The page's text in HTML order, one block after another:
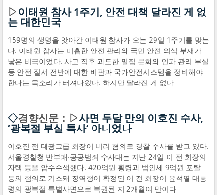
▷이태원 참사 1주기, 안전 대책 달라진 게 없
는 대한민국
159명의 생명을 앗아간 이태원 참사가 오는 29일 1주기를 맞는
다. 이태원 참사는 미흡한 안전 관리와 국민 안전 의식 부재가
낳은 비극이었다. 사고 직후 과도한 밀집 문화와 인파 관리 부실
등 안전 질서 전반에 대한 비판과 국가안전시스템을 정비해야
한다는 목소리가 터져나왔다. 하지만 달라진 게 없다
◇경향신문：▷사면 두달 만의 이호진 수사,
‘광복절 부실 특사’ 아니었나
이호진 전 태광그룹 회장이 비리 혐의로 경찰 수사를 받고 있다.
서울경찰청 반부패·공공범죄 수사대는 지난 24일 이 전 회장의
자택 등을 압수수색했다. 420억원 횡령과 법인세 9억원 포탈
등의 혐의로 기소돼 징역형이 확정된 이 전 회장이 윤석열 대통
령의 광복절 특별사면으로 복권된 지 2개월여 만이다